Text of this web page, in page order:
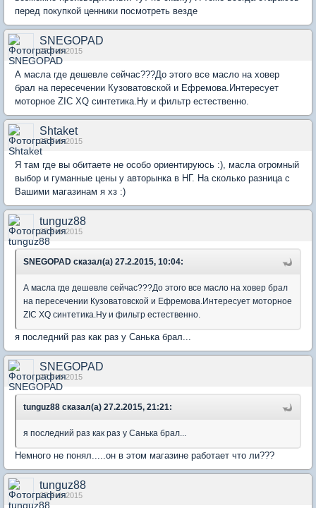
перед покупкой ценники посмотреть везде
SNEGOPAD
27 Feb 2015
А масла где дешевле сейчас???До этого все масло на ховер
брал на пересечении Кузоватовской и Ефремова.Интересует
моторное ZIC XQ синтетика.Ну и фильтр естественно.
Shtaket
27 Feb 2015
Я там где вы обитаете не особо ориентируюсь :), масла огромный
выбор и гуманные цены у авторынка в НГ. На сколько разница с
Вашими магазинам я хз :)
tunguz88
27 Feb 2015
SNEGOPAD сказал(а) 27.2.2015, 10:04:
А масла где дешевле сейчас???До этого все масло на ховер брал
на пересечении Кузоватовской и Ефремова.Интересует моторное
ZIC XQ синтетика.Ну и фильтр естественно.
я последний раз как раз у Санька брал...
SNEGOPAD
27 Feb 2015
tunguz88 сказал(а) 27.2.2015, 21:21:
я последний раз как раз у Санька брал...
Немного не понял.....он в этом магазине работает что ли???
tunguz88
27 Feb 2015